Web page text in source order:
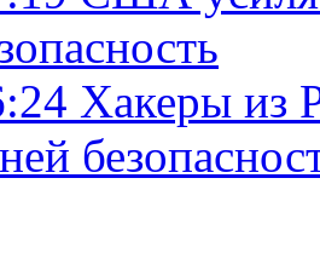
Хакеры из